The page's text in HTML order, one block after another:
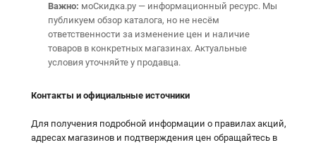
Важно: моСкидка.ру — информационный ресурс. Мы
публикуем обзор каталога, но не несём
ответственности за изменение цен и наличие
товаров в конкретных магазинах. Актуальные
условия уточняйте у продавца.
Контакты и официальные источники
Для получения подробной информации о правилах акций,
адресах магазинов и подтверждения цен обращайтесь в